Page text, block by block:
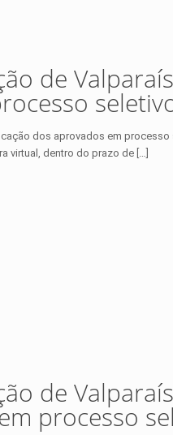
de
dos aprovados em
virtual, dentro do prazo de […]
de
processo